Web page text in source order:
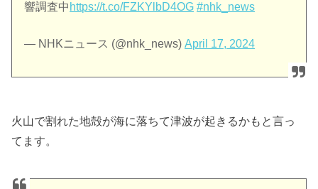
響調査中 https://t.co/FZKYlbD4OG #nhk_news
— NHKニュース (@nhk_news)April 17, 2024
火山で割れた地殻が海に落ちて津波が起きるかもと言っ
てます。